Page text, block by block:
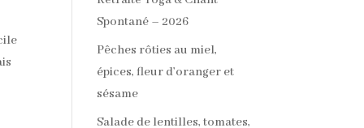
Spontané – 2026
Pêches rôties au miel,
épices, fleur d’oranger et
sésame
Salade de lentilles, tomates,